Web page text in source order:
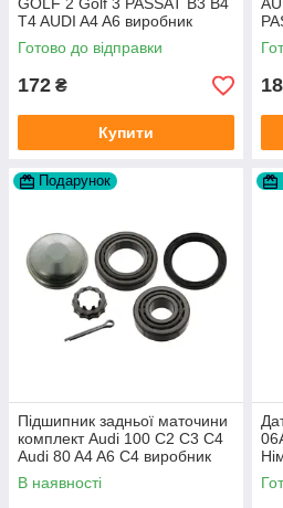
GOLF 2 Golf 3 PASSAT B3 B4
T4 AUDI A4 A6 виробник
Topran Німеччина
Готово до відправки
172 ₴
Купити
Подарунок
Підшипник задньої маточини
комплект Audi 100 C2 C3 C4
Audi 80 A4 A6 C4 виробник
FAG
В наявності